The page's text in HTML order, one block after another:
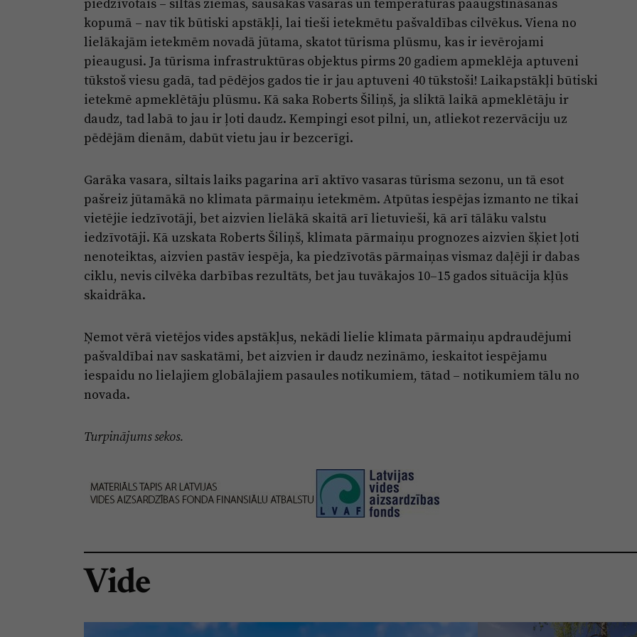
kopumā – nav tik būtiski apstākļi, lai tieši ietekmētu pašvaldības cilvēkus. Viena no
lielākajām ietekmēm novadā jūtama, skatot tūrisma plūsmu, kas ir ievērojami
pieaugusi. Ja tūrisma infrastruktūras objektus pirms 20 gadiem apmeklēja aptuveni
tūkstoš viesu gadā, tad pēdējos gados tie ir jau aptuveni 40 tūkstoši! Laikapstākļi būtiski
ietekmē apmeklētāju plūsmu. Kā saka Roberts Šiliņš, ja sliktā laikā apmeklētāju ir
daudz, tad labā to jau ir ļoti daudz. Kempingi esot pilni, un, atliekot rezervāciju uz
pēdējām dienām, dabūt vietu jau ir bezcerīgi.
Garāka vasara, siltais laiks pagarina arī aktīvo vasaras tūrisma sezonu, un tā esot
pašreiz jūtamākā no klimata pārmaiņu ietekmēm. Atpūtas iespējas izmanto ne tikai
vietējie iedzīvotāji, bet aizvien lielākā skaitā arī lietuvieši, kā arī tālāku valstu
iedzīvotāji. Kā uzskata Roberts Šiliņš, klimata pārmaiņu prognozes aizvien šķiet ļoti
nenoteiktas, aizvien pastāv iespēja, ka piedzīvotās pārmaiņas vismaz daļēji ir dabas
ciklu, nevis cilvēka darbības rezultāts, bet jau tuvākajos 10–15 gados situācija kļūs
skaidrāka.
Ņemot vērā vietējos vides apstākļus, nekādi lielie klimata pārmaiņu apdraudējumi
pašvaldībai nav saskatāmi, bet aizvien ir daudz nezināmo, ieskaitot iespējamu
iespaidu no lielajiem globālajiem pasaules notikumiem, tātad – notikumiem tālu no
novada.
Turpinājums sekos.
Vide